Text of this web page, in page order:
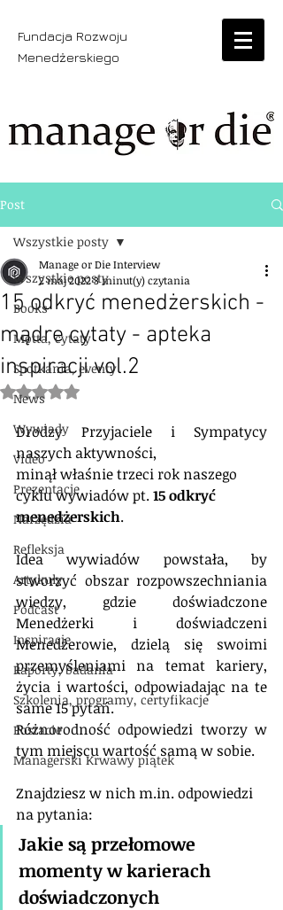
Fundacja Rozwoju
Menedżerskiego
Post
Wszystkie posty
Books
Motta, cytaty
Spotkania, eventy
News
Wywiady
Video
Prezentacje
Narzędzia
Refleksja
Artykuły
Podcast
Inspiracje
Raporty, badania
Szkolenia, programy, certyfikacje
Postacie
Managerski Krwawy piątek
Wszystkie posty
15 odkryć menedżerskich -
mądre cytaty - apteka
inspiracji vol.2
Manage or Die Interview
2 maj 20223 minut(y) czytania
Oceniono na NaN z 5 gwiazdek.
Drodzy Przyjaciele i Sympatycy
naszych aktywności,
minął właśnie trzeci rok naszego
cyklu wywiadów pt. 15 odkryć
menedżerskich.
Idea wywiadów powstała, by
stworzyć obszar rozpowszechniania
wiedzy, gdzie doświadczone
Menedżerki i doświadczeni
Menedżerowie, dzielą się swoimi
przemyśleniami na temat kariery,
życia i wartości, odpowiadając na te
same 15 pytań.
Różnorodność odpowiedzi tworzy w
tym miejscu wartość samą w sobie.
Znajdziesz w nich m.in. odpowiedzi
na pytania:
Jakie są przełomowe
momenty w karierach
doświadczonych